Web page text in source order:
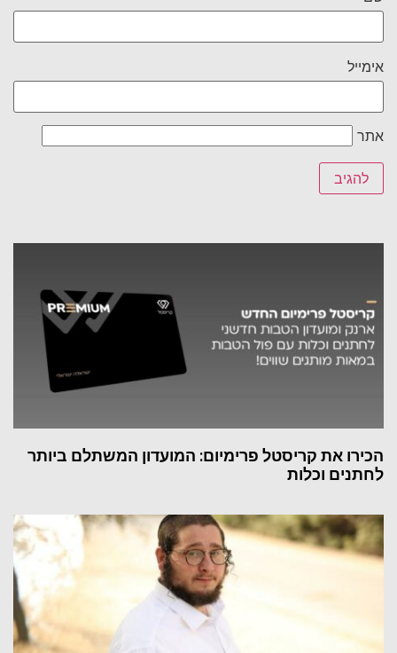
אימייל
אתר
הכירו את קריסטל פרימיום: המועדון המשתלם ביותר
לחתנים וכלות